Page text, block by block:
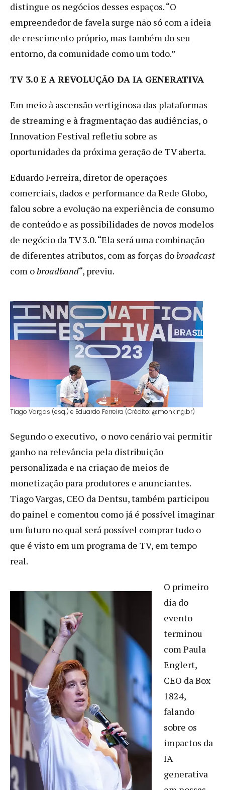
distingue os negócios desses espaços. “O
empreendedor de favela surge não só com a ideia
de crescimento próprio, mas também do seu
entorno, da comunidade como um todo.”
TV 3.0 E A REVOLUÇÃO DA IA GENERATIVA
Em meio à ascensão vertiginosa das plataformas
de streaming e à fragmentação das audiências, o
Innovation Festival refletiu sobre as
oportunidades da próxima geração de TV aberta.
Eduardo Ferreira, diretor de operações
comerciais, dados e performance da Rede Globo,
falou sobre a evolução na experiência de consumo
de conteúdo e as possibilidades de novos modelos
de negócio da TV 3.0. “Ela será uma combinação
de diferentes atributos, com as forças dobroadcast
com obroadband“, previu.
Tiago Vargas (esq.) e Eduardo Ferreira (Crédito: @monking.br)
Segundo o executivo, o novo cenário vai permitir
ganho na relevância pela distribuição
personalizada e na criação de meios de
monetização para produtores e anunciantes.
Tiago Vargas, CEO da Dentsu, também participou
do painel e comentou como já é possível imaginar
um futuro no qual será possível comprar tudo o
que é visto em um programa de TV, em tempo
real.
O primeiro
dia do
evento
terminou
com Paula
Englert,
CEO da Box
1824,
falando
sobre os
impactos da
IA
generativa